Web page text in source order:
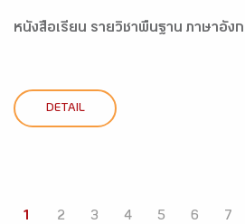
หนังสือเรียน รายวิชาพื้นฐาน ภาษาอังก
DETAIL
1 2 3 4 5 6 7